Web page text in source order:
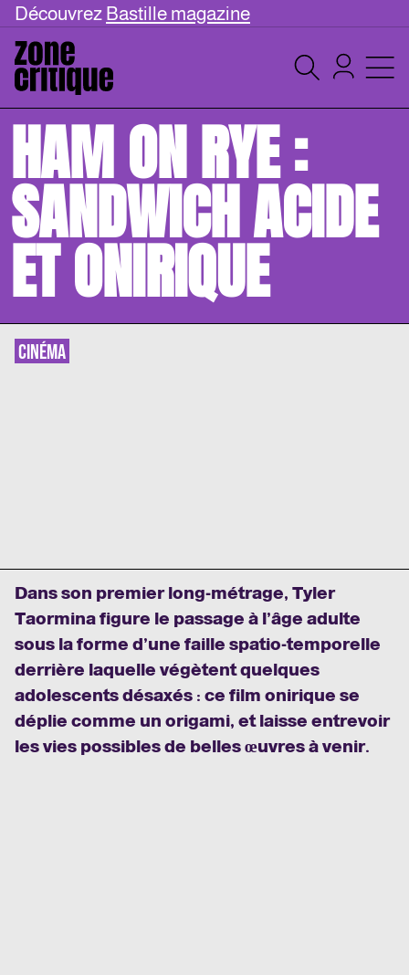
Découvrez Bastille magazine
HAM ON RYE :
SANDWICH ACIDE
ET ONIRIQUE
CINÉMA
Dans son premier long-métrage, Tyler
Taormina figure le passage à l’âge adulte
sous la forme d’une faille spatio-temporelle
derrière laquelle végètent quelques
adolescents désaxés : ce film onirique se
déplie comme un origami, et laisse entrevoir
les vies possibles de belles œuvres à venir.